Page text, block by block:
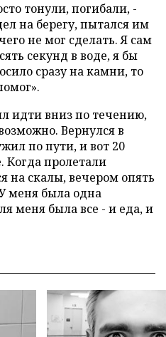
тонули, погибали, -
на берегу, пытался им
не мог сделать. Я сам
секунд в воде, я бы
сразу на камни, то
идти вниз по течению,
Вернулся в
по пути, и вот 20
Когда пролетали
на скалы, вечером опять
меня была одна
меня была все - и еда, и